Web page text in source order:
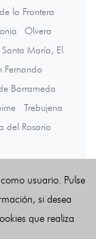
la Frontera
Olvera
Santa María, El
Fernando
Barrameda
Trebujena
del Rosario
noticias
usuario. Pulse
si desea
que realiza